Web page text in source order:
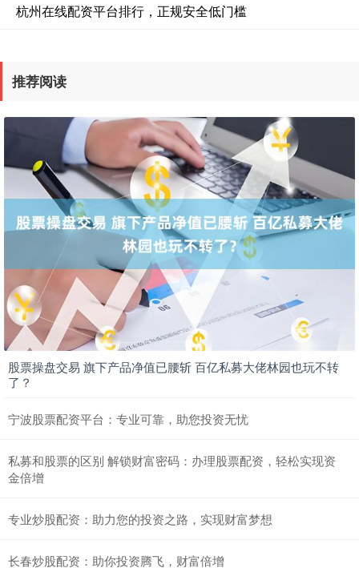
杭州在线配资平台排行，正规安全低门槛
推荐阅读
股票操盘交易 旗下产品净值已腰斩 百亿私募大佬林园也玩不转
了？
宁波股票配资平台：专业可靠，助您投资无忧
私募和股票的区别 解锁财富密码：办理股票配资，轻松实现资
金倍增
专业炒股配资：助力您的投资之路，实现财富梦想
长春炒股配资：助你投资腾飞，财富倍增